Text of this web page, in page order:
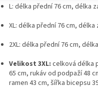
L: délka přední 76 cm, délka
XL: délka přední 76 cm,
2XL: délka přední 76 cm,
Velikost 3XL: celková délka
65 cm, rukáv od podpaží 48
ramen 43 cm, šířka bicepsu